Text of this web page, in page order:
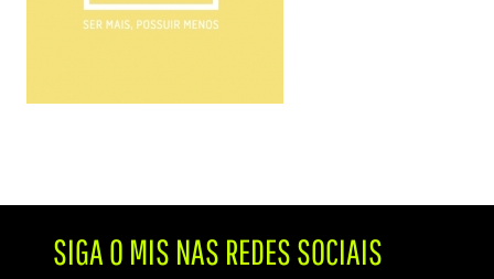
SIGA O MIS NAS REDES SOCIAIS